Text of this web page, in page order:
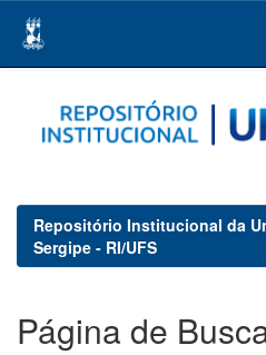
navigation
Repositório Institucional da
Sergipe - RI/UFS
Página de